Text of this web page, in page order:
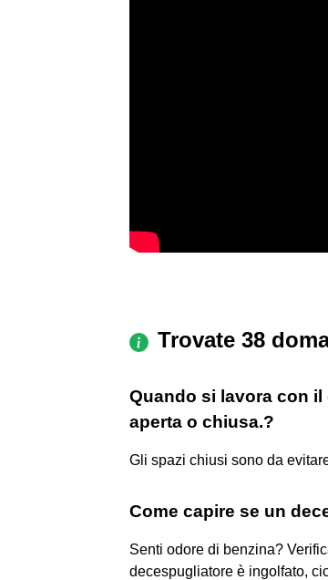
Trovate 38
Quando si lavora con
aperta o chiusa.?
Gli spazi chiusi sono da
Come capire se un
Senti odore di benzina?
decespugliatore è ingolfato,